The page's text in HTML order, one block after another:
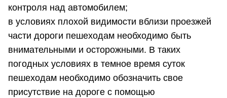
контроля над автомобилем;
в условиях плохой видимости вблизи проезжей
части дороги пешеходам необходимо быть
внимательными и осторожными. В таких
погодных условиях в темное время суток
пешеходам необходимо обозначить свое
присутствие на дороге с помощью